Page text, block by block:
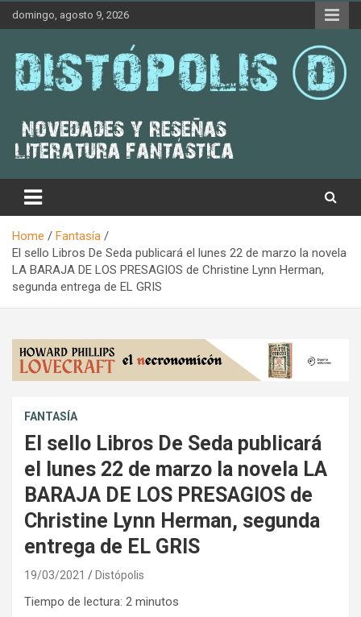
Skip
domingo, agosto 9, 2026
Distópolis
Home
Fantasía
El sello Libros De Seda publicará el lunes 22 de marzo la novela
LA BARAJA DE LOS PRESAGIOS de Christine Lynn Herman,
segunda entrega de EL GRIS
FANTASÍA
El sello Libros De Seda publicará
el lunes 22 de marzo la novela LA
BARAJA DE LOS PRESAGIOS de
Christine Lynn Herman, segunda
entrega de EL GRIS
19/03/2021 Distópolis
Tiempo de lectura: 2 minutos